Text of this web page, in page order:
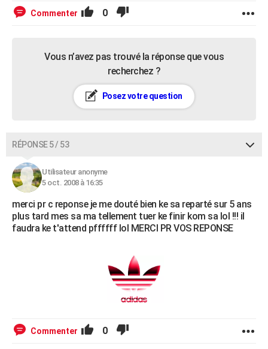
Commenter 0
Vous n’avez pas trouvé la réponse que vous
recherchez ?
Posez votre question
RÉPONSE 5 / 53
Utilisateur anonyme
5 oct. 2008 à 16:35
merci pr c reponse je me douté bien ke sa reparté sur 5 ans
plus tard mes sa ma tellement tuer ke finir kom sa lol !!! il
faudra ke t'attend pffffff lol MERCI PR VOS REPONSE
Commenter 0